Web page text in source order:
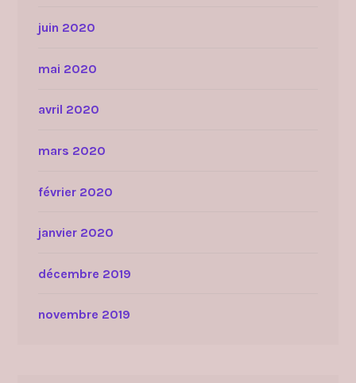
juin 2020
mai 2020
avril 2020
mars 2020
février 2020
janvier 2020
décembre 2019
novembre 2019